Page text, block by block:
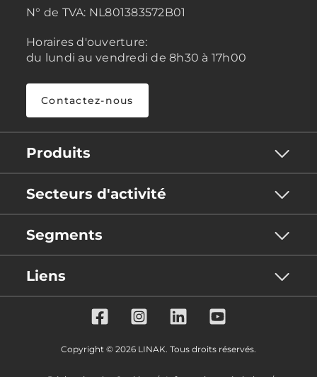
N° de TVA: NL801383572B01
Horaires d'ouverture:
du lundi au vendredi de 8h30 à 17h00
Contactez-nous
Produits
Secteurs d'activité
Segments
Liens
Copyright © 2026 LINAK. Tous droits réservés.